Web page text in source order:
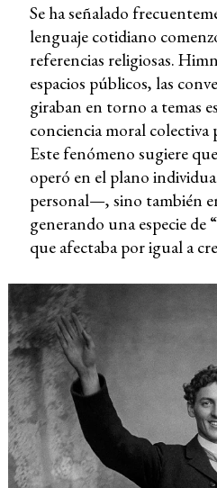
Se ha señalado
lenguaje cotidiano
referencias religiosas.
espacios públicos, las
giraban en torno a temas
conciencia moral colectiva
Este fenómeno sugiere
operó en el plano
personal—, sino también
generando una especie de
que afectaba por igual a